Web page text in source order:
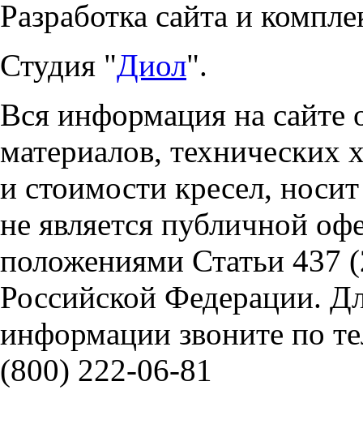
Разработка сайта и
Студия "Диол".
Вся информация на сайте
материалов, технических
и стоимости кресел,
не является публичной
положениями Статьи 437
Российской Федерации.
информации звоните по
(800) 222-06-81